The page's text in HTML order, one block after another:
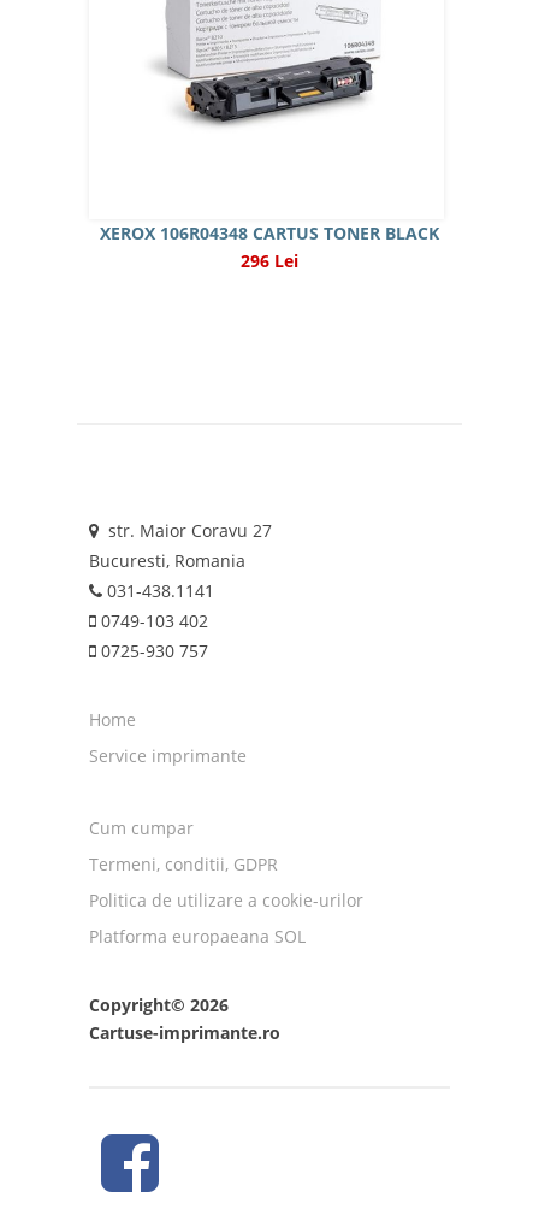
XEROX 106R04348 CARTUS TONER BLACK
296 Lei
str. Maior Coravu 27
Bucuresti, Romania
031-438.1141
0749-103 402
0725-930 757
Home
Service imprimante
Cum cumpar
Termeni, conditii, GDPR
Politica de utilizare a cookie-urilor
Platforma europaeana SOL
Copyright© 2026
Cartuse-imprimante.ro